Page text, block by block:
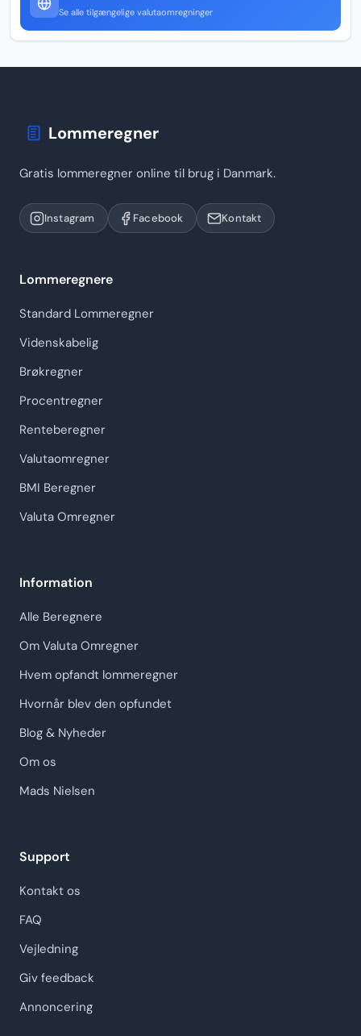
Se alle tilgængelige valutaomregninger
Lommeregner
Gratis lommeregner online til brug i Danmark.
Instagram Facebook Kontakt
Lommeregnere
Standard Lommeregner
Videnskabelig
Brøkregner
Procentregner
Renteberegner
Valutaomregner
BMI Beregner
Valuta Omregner
Information
Alle Beregnere
Om Valuta Omregner
Hvem opfandt lommeregner
Hvornår blev den opfundet
Blog & Nyheder
Om os
Mads Nielsen
Support
Kontakt os
FAQ
Vejledning
Giv feedback
Annoncering